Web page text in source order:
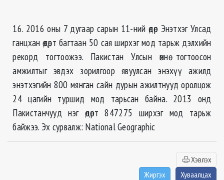
16. 2016 оны 7 дугаар сарын 11-ний өдөр Энэтхэг Улсад
ганцхан өдөрт багтаан 50 сая ширхэг мод тарьж дэлхийн
рекорд тогтоожээ. Пакистан Улсын өмнө тогтоосон
амжилтыг эвдэх зорилгоор явуулсан энэхүү ажилд
энэтхэгийн 800 мянган сайн дурын ажилтнууд оролцож
24 цагийн туршид мод тарьсан байна. 2013 онд
Пакистанчууд нэг өдөрт 847275 ширхэг мод тарьж
байжээ. Эх сурвалж: National Geographic
Хэвлэх
Жиргэх
Хуваалцах